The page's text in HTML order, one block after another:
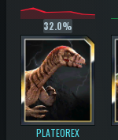
32.0%
PLATEOREX